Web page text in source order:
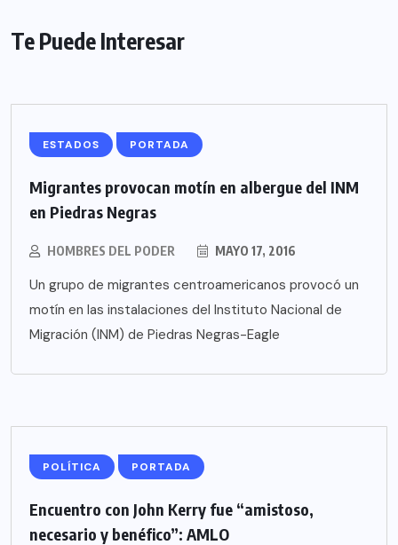
Te Puede Interesar
ESTADOS PORTADA
Migrantes provocan motín en albergue del INM
en Piedras Negras
HOMBRES DEL PODER MAYO 17, 2016
Un grupo de migrantes centroamericanos provocó un
motín en las instalaciones del Instituto Nacional de
Migración (INM) de Piedras Negras-Eagle
POLÍTICA PORTADA
Encuentro con John Kerry fue “amistoso,
necesario y benéfico”: AMLO